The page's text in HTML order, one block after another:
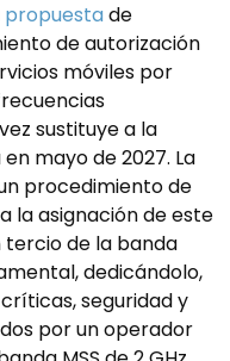
propuestade
de autorización
móviles por
sustituye a la
mayo de 2027. La
procedimiento de
la asignación de este
tercio de la banda
dedicándolo,
seguridad y
por un operador